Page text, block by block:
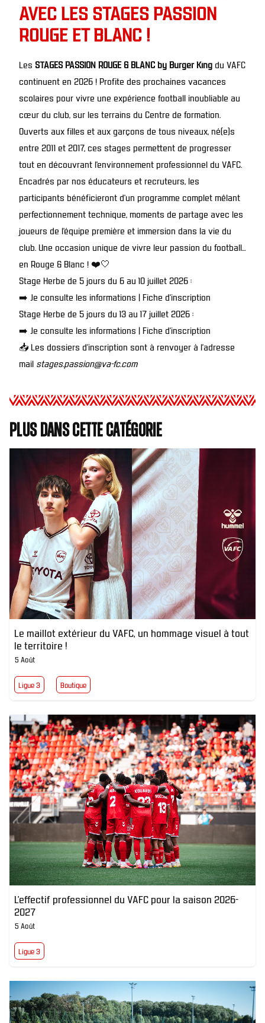
AVEC LES STAGES PASSION
ROUGE ET BLANC !
Les STAGES PASSION ROUGE & BLANC by Burger King du VAFC
continuent en 2026 ! Profite des prochaines vacances
scolaires pour vivre une expérience football inoubliable au
cœur du club, sur les terrains du Centre de formation.
Ouverts aux filles et aux garçons de tous niveaux, né(e)s
entre 2011 et 2017, ces stages permettent de progresser
tout en découvrant l’environnement professionnel du VAFC.
Encadrés par nos éducateurs et recruteurs, les
participants bénéficieront d’un programme complet mêlant
perfectionnement technique, moments de partage avec les
joueurs de l’équipe première et immersion dans la vie du
club. Une occasion unique de vivre leur passion du football…
en Rouge & Blanc ! ❤️🤍
Stage Herbe de 5 jours du 6 au 10 juillet 2026 :
➡️ Je consulte les informations | Fiche d’inscription
Stage Herbe de 5 jours du 13 au 17 juillet 2026 :
➡️ Je consulte les informations | Fiche d’inscription
📥 Les dossiers d’inscription sont à renvoyer à l’adresse
mail stages.passion@va-fc.com
Plus dans cette catégorie
Le maillot extérieur du VAFC, un hommage visuel à tout
le territoire !
5 Août
Ligue 3 Boutique
L’effectif professionnel du VAFC pour la saison 2026-
2027
5 Août
Ligue 3